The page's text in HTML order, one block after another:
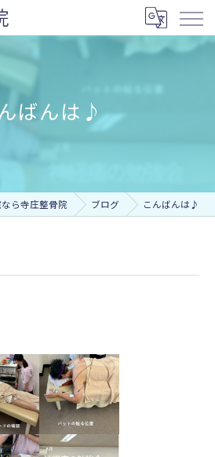
ばんは♪
ら寺庄整骨院 ブログ こんばんは♪